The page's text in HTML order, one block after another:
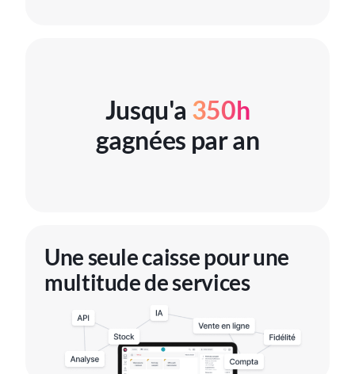
Jusqu'a 350h
gagnées par an
Une seule caisse pour une
multitude de services